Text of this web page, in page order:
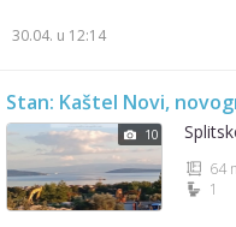
30.04. u 12:14
Stan: Kaštel Novi,
10
64
1